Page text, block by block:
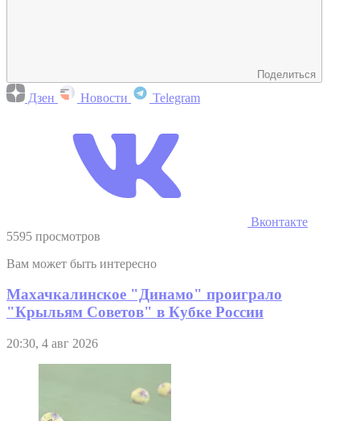
Поделиться
Дзен Новости Telegram
Вконтакте
5595 просмотров
Вам может быть интересно
Махачкалинское "Динамо" проиграло
"Крыльям Советов" в Кубке России
20:30, 4 авг 2026